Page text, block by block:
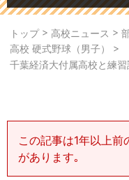
トップ> 高校ニュース >
高校 硬式野球（男子）
>
千葉経済大付属高校と練
この記事は1年以上
があります｡